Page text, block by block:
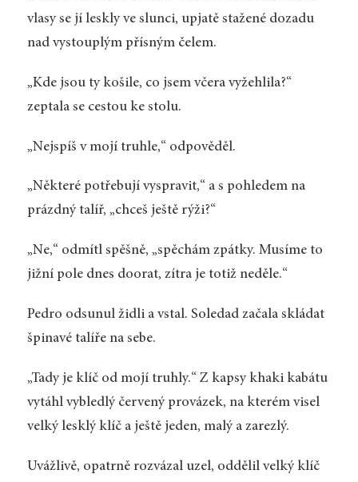
vlasy se jí leskly ve slunci, upjatě stažené dozadu
nad vystouplým přísným čelem.
„Kde jsou ty košile, co jsem včera vyžehlila?“
zeptala se cestou ke stolu.
„Nejspíš v mojí truhle,“ odpověděl.
„Některé potřebují vyspravit,“ a s pohledem na
prázdný talíř, „chceš ještě rýži?“
„Ne,“ odmítl spěšně, „spěchám zpátky. Musíme to
jižní pole dnes doorat, zítra je totiž neděle.“
Pedro odsunul židli a vstal. Soledad začala skládat
špinavé talíře na sebe.
„Tady je klíč od mojí truhly.“ Z kapsy khaki kabátu
vytáhl vybledlý červený provázek, na kterém visel
velký lesklý klíč a ještě jeden, malý a zarezlý.
Uvážlivě, opatrně rozvázal uzel, oddělil velký klíč